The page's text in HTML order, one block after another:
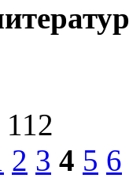
2 3 4 5 6